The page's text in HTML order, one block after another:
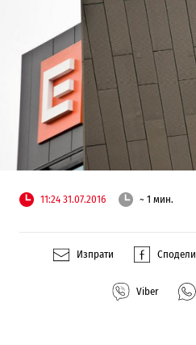
11:24 31.07.2016 ~ 1 мин.
Изпрати Сподели
Viber